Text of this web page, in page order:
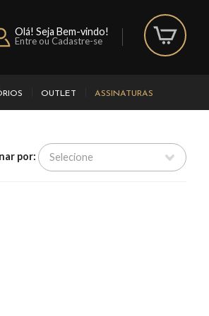
Olá! Seja Bem-vindo!
Entre ou Cadastre-se
OUTLET ASSINATURAS
por: